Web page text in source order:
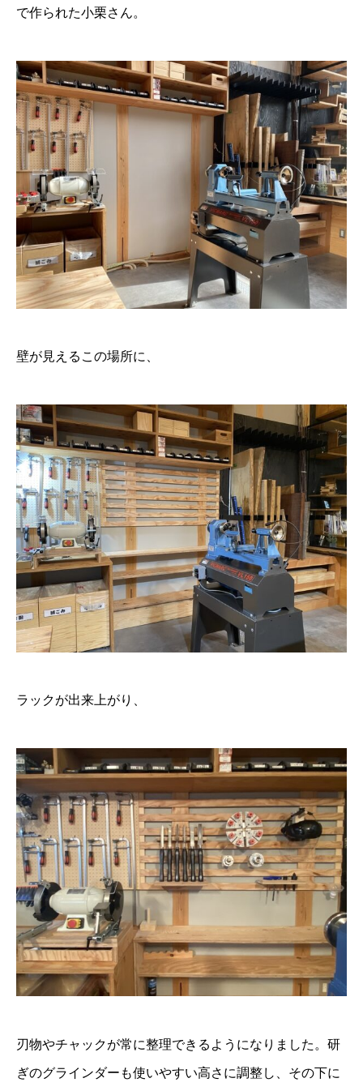
で作られた小栗さん。
壁が見えるこの場所に、
ラックが出来上がり、
刃物やチャックが常に整理できるようになりました。研
ぎのグラインダーも使いやすい高さに調整し、その下に